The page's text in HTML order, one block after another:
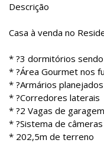
Descrição
Casa à venda no
* ?3 dormitórios
* ?Área Gourmet nos
* ?Armários
* ?Corredores laterais
* ?2 Vagas de garagem
* ?Sistema de
* 202,5m de terreno